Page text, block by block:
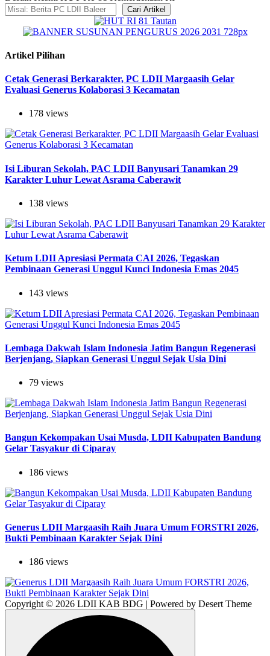
Cari Artikel
Artikel Pilihan
Cetak Generasi Berkarakter, PC LDII Margaasih Gelar
Evaluasi Generus Kolaborasi 3 Kecamatan
178 views
Isi Liburan Sekolah, PAC LDII Banyusari Tanamkan 29
Karakter Luhur Lewat Asrama Caberawit
138 views
Ketum LDII Apresiasi Permata CAI 2026, Tegaskan
Pembinaan Generasi Unggul Kunci Indonesia Emas 2045
143 views
Lembaga Dakwah Islam Indonesia Jatim Bangun Regenerasi
Berjenjang, Siapkan Generasi Unggul Sejak Usia Dini
79 views
Bangun Kekompakan Usai Musda, LDII Kabupaten Bandung
Gelar Tasyakur di Ciparay
186 views
Generus LDII Margaasih Raih Juara Umum FORSTRI 2026,
Bukti Pembinaan Karakter Sejak Dini
186 views
Copyright © 2026 LDII KAB BDG | Powered by Desert Theme